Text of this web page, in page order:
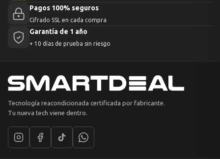
Pagos 100% seguros
Cifrado SSL en cada compra
Garantía de 1 año
+ 10 días de prueba sin riesgo
Tecnología reacondicionada certificada por fabricante.
Tu nueva tech viene dentro.